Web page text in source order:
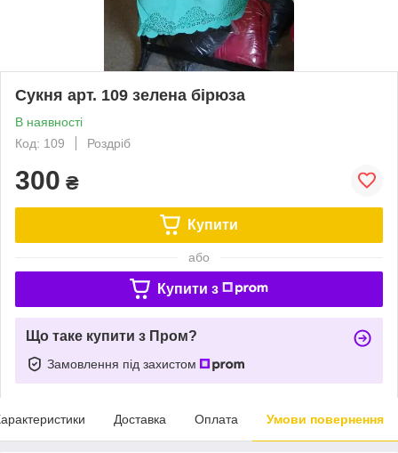
Сукня арт. 109 зелена бірюза
В наявності
Код: 109
Роздріб
300 ₴
Купити
або
Купити з
Що таке купити з Пром?
Замовлення під захистом
Доставка Оплата Умови повернення